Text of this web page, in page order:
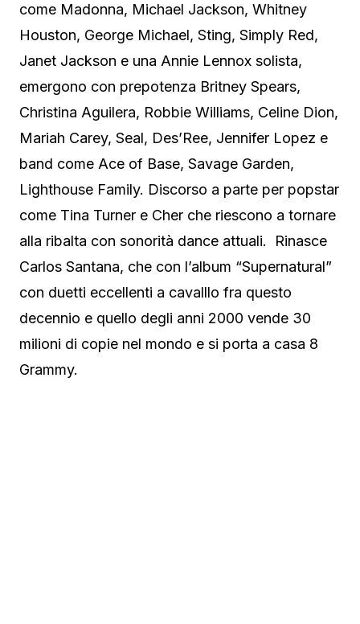
come Madonna, Michael Jackson, Whitney
Houston, George Michael, Sting, Simply Red,
Janet Jackson e una Annie Lennox solista,
emergono con prepotenza Britney Spears,
Christina Aguilera, Robbie Williams, Celine Dion,
Mariah Carey, Seal, Des’Ree, Jennifer Lopez e
band come Ace of Base, Savage Garden,
Lighthouse Family. Discorso a parte per popstar
come Tina Turner e Cher che riescono a tornare
alla ribalta con sonorità dance attuali. Rinasce
Carlos Santana, che con l’album “Supernatural”
con duetti eccellenti a cavalllo fra questo
decennio e quello degli anni 2000 vende 30
milioni di copie nel mondo e si porta a casa 8
Grammy.